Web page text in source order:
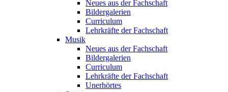
Neues aus der Fachschaft
Bildergalerien
Curriculum
Lehrkräfte der Fachschaft
Musik
Neues aus der Fachschaft
Bildergalerien
Curriculum
Lehrkräfte der Fachschaft
Unerhörtes